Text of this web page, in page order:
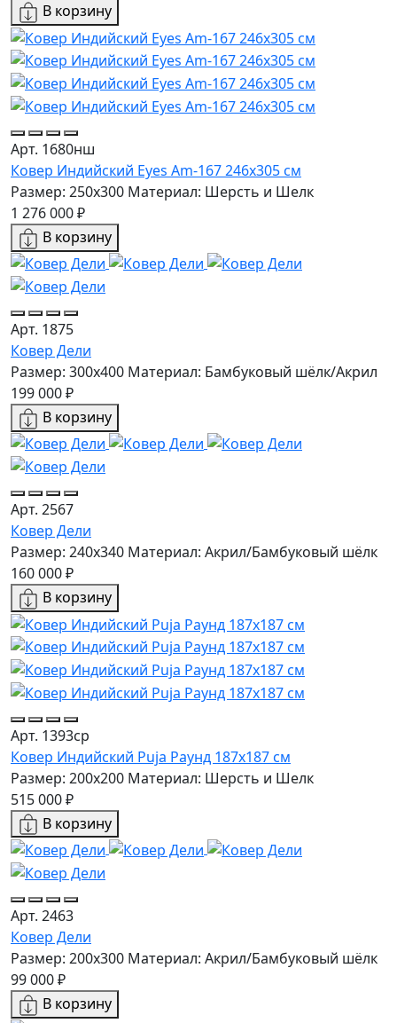
В корзину
Арт. 1680нш
Ковер Индийский Eyes Am-167 246x305 см
Размер: 250x300 Материал: Шерсть и Шелк
1 276 000 ₽
В корзину
Арт. 1875
Ковер Дели
Размер: 300x400 Материал: Бамбуковый шёлк/Акрил
199 000 ₽
В корзину
Арт. 2567
Ковер Дели
Размер: 240x340 Материал: Акрил/Бамбуковый шёлк
160 000 ₽
В корзину
Арт. 1393ср
Ковер Индийский Puja Раунд 187x187 см
Размер: 200x200 Материал: Шерсть и Шелк
515 000 ₽
В корзину
Арт. 2463
Ковер Дели
Размер: 200x300 Материал: Акрил/Бамбуковый шёлк
99 000 ₽
В корзину